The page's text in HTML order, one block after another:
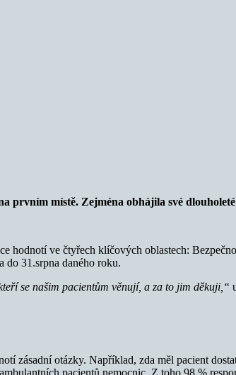
prvním místě. Zejména obhájila své
hodnotí ve čtyřech klíčových oblastech:
do 31.srpna daného roku.
se našim pacientům věnují, a za to jim děkuji,“
zásadní otázky. Například, zda měl pacient
pacientů nemocnic. Z toho 98 %